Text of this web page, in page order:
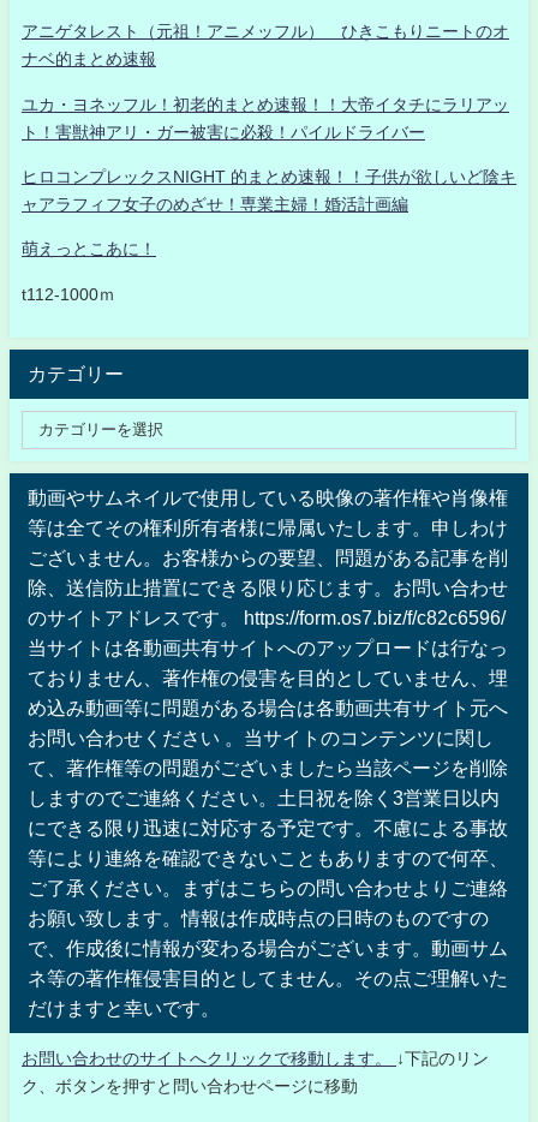
アニゲタレスト（元祖！アニメッフル） ひきこもりニートのオ
ナベ的まとめ速報
ユカ・ヨネッフル！初老的まとめ速報！！大帝イタチにラリアッ
ト！害獣神アリ・ガー被害に必殺！パイルドライバー
ヒロコンプレックスNIGHT 的まとめ速報！！子供が欲しいど陰キ
ャアラフィフ女子のめざせ！専業主婦！婚活計画編
萌えっとこあに！
t112-1000ｍ
カテゴリー
動画やサムネイルで使用している映像の著作権や肖像権
等は全てその権利所有者様に帰属いたします。申しわけ
ございません。お客様からの要望、問題がある記事を削
除、送信防止措置にできる限り応じます。お問い合わせ
のサイトアドレスです。 https://form.os7.biz/f/c82c6596/
当サイトは各動画共有サイトへのアップロードは行なっ
ておりません、著作権の侵害を目的としていません、埋
め込み動画等に問題がある場合は各動画共有サイト元へ
お問い合わせください 。当サイトのコンテンツに関し
て、著作権等の問題がございましたら当該ページを削除
しますのでご連絡ください。土日祝を除く3営業日以内
にできる限り迅速に対応する予定です。不慮による事故
等により連絡を確認できないこともありますので何卒、
ご了承ください。まずはこちらの問い合わせよりご連絡
お願い致します。情報は作成時点の日時のものですの
で、作成後に情報が変わる場合がございます。動画サム
ネ等の著作権侵害目的としてません。その点ご理解いた
だけますと幸いです。
お問い合わせのサイトへクリックで移動します。
↓下記のリン
ク、ボタンを押すと問い合わせページに移動